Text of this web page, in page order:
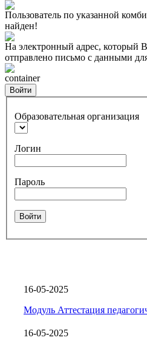
Пользователь по указанной
найден!
На электронный адрес, который
отправлено письмо с данными
container
Войти
Образовательная организация
Логин
Пароль
Войти
16-05-2025
Модуль Аттестация
16-05-2025